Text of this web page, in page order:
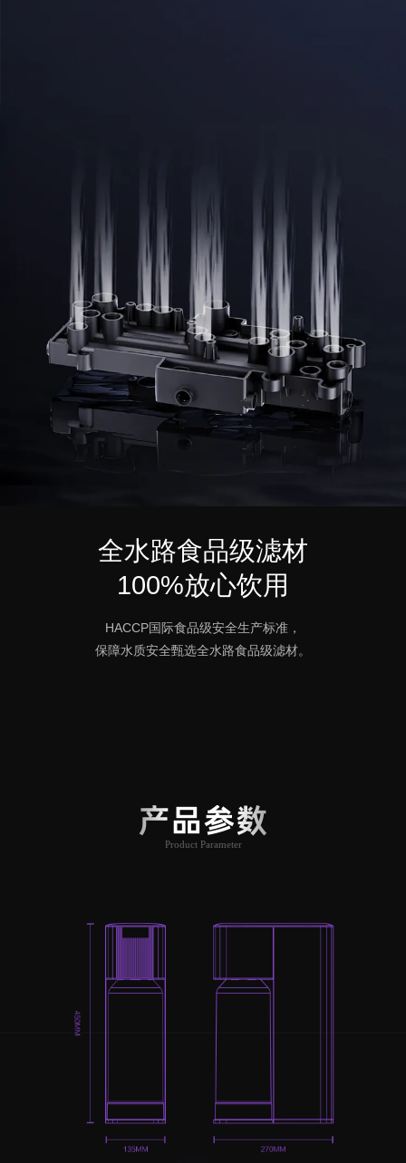
全水路食品级滤材
100%放心饮用
HACCP国际食品级安全生产标准，
保障水质安全甄选全水路食品级滤材。
产品参数
Product Parameter